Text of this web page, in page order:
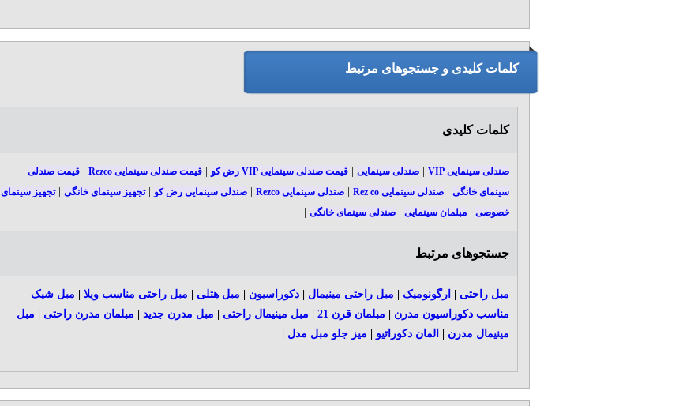
کلمات کلیدی و جستجوهای مرتبط
کلمات کلیدی
صندلی سینمایی VIP |صندلی سینمایی |قیمت صندلی سینمایی VIP رض کو |قیمت صندلی سینمایی Rezco |قیمت صندلی
سینمای خانگی |صندلی سینمایی Rez co |صندلی سینمایی Rezco |صندلی سینمایی رض کو |تجهیز سینمای خانگی |تجهیز سینمای
خصوصی |مبلمان سینمایی |صندلی سینمای خانگی
جستجوهای مرتبط
مبل راحتی ارگونومیک مبل راحتی مینیمال |دکوراسیون مبل هتلی مبل راحتی مناسب ویلا
مبل شیک
مناسب دکوراسیون مدرن
مبلمان قرن 21 مبل مینیمال راحتی مبل مدرن جدید مبلمان مدرن راحتی
مبل
مینیمال مدرن
المان دکوراتیو میز جلو مبل مدل